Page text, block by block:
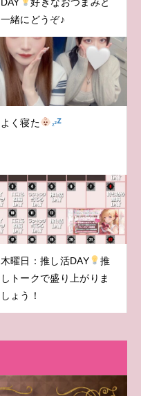
一緒にどうぞ♪
よく寝た
木曜日：推し活DAY
推
しトークで盛り上がりま
しょう！